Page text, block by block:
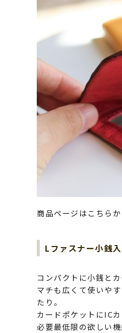
商品ページはこちら
Lファスナー小銭
コンパクトに小銭と
マチも広くて使いや
たり。
カードポケットにIC
必要最低限の欲しい